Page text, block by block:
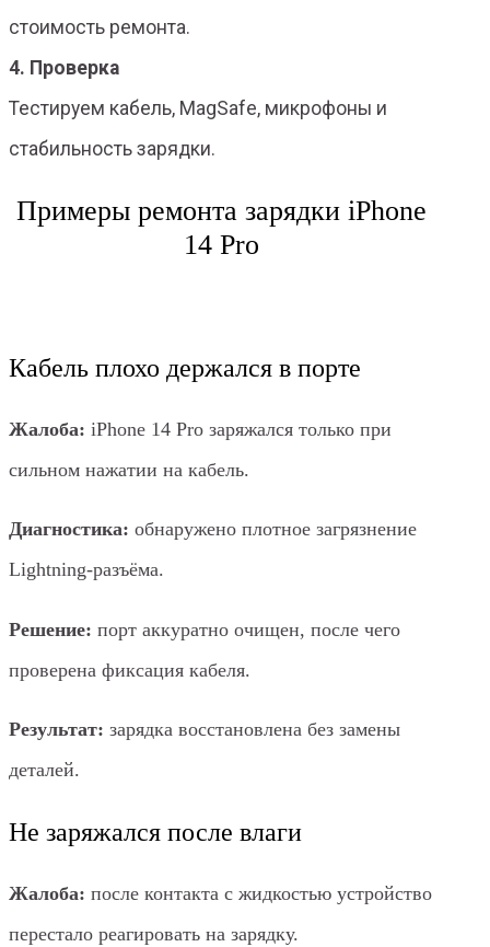
стоимость ремонта.
4. Проверка
Тестируем кабель, MagSafe, микрофоны и
стабильность зарядки.
Примеры ремонта зарядки iPhone
14 Pro
Кабель плохо держался в порте
Жалоба: iPhone 14 Pro заряжался только при
сильном нажатии на кабель.
Диагностика: обнаружено плотное загрязнение
Lightning-разъёма.
Решение: порт аккуратно очищен, после чего
проверена фиксация кабеля.
Результат: зарядка восстановлена без замены
деталей.
Не заряжался после влаги
Жалоба: после контакта с жидкостью устройство
перестало реагировать на зарядку.